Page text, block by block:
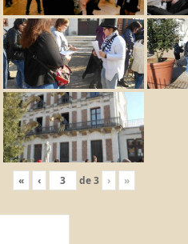
« ‹ de3 › »